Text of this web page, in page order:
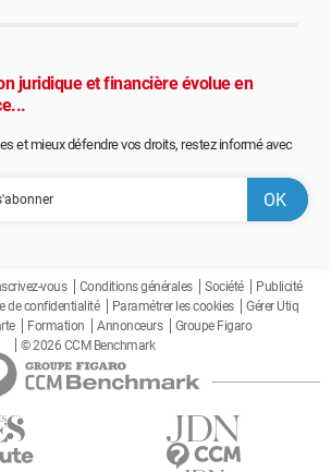
juridique et financière évolue en
et mieux défendre vos droits, restez informé avec
vous Conditions générales Société
Publicité
de confidentialité Paramétrer les cookies
Gérer Utiq
Formation Annonceurs
Groupe Figaro
© 2026 CCM Benchmark